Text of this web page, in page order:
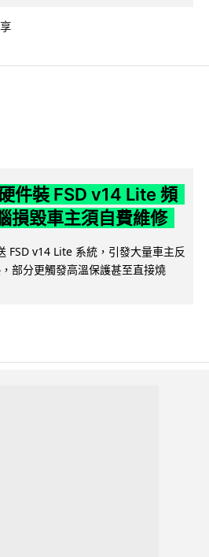
件裝 FSD v14 Lite 頻
損毀車主須自費維修
FSD v14 Lite 系統，引發大量車主反
部分更觸發高溫保護甚至直接燒